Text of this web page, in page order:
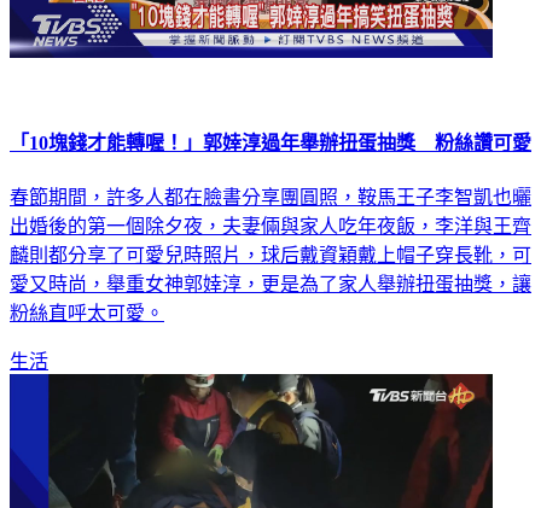
「10塊錢才能轉喔！」郭婞淳過年舉辦扭蛋抽獎 粉絲讚可愛
春節期間，許多人都在臉書分享團圓照，鞍馬王子李智凱也曬
出婚後的第一個除夕夜，夫妻倆與家人吃年夜飯，李洋與王齊
麟則都分享了可愛兒時照片，球后戴資穎戴上帽子穿長靴，可
愛又時尚，舉重女神郭婞淳，更是為了家人舉辦扭蛋抽獎，讓
粉絲直呼太可愛。
生活